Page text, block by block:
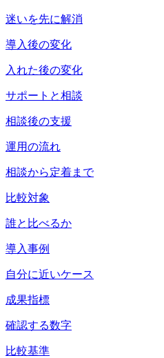
迷いを先に解消
導入後の変化
入れた後の変化
サポートと相談
相談後の支援
運用の流れ
相談から定着まで
比較対象
誰と比べるか
導入事例
自分に近いケース
成果指標
確認する数字
比較基準